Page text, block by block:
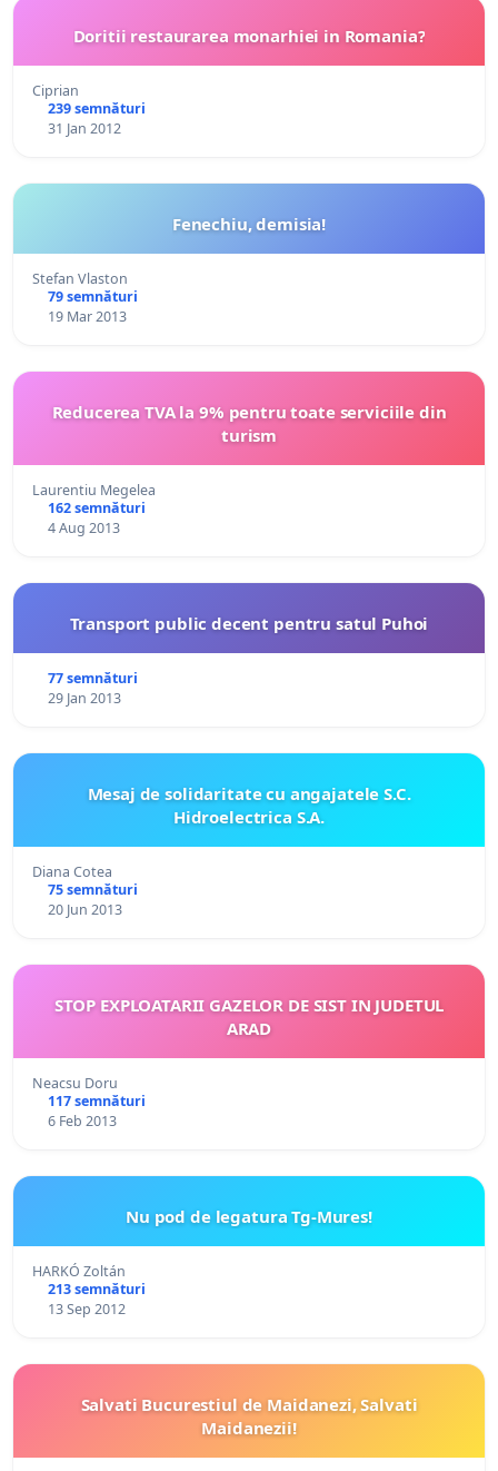
Doritii restaurarea monarhiei in Romania?
Ciprian
239 semnături
31 Jan 2012
Fenechiu, demisia!
Stefan Vlaston
79 semnături
19 Mar 2013
Reducerea TVA la 9% pentru toate serviciile din
turism
Laurentiu Megelea
162 semnături
4 Aug 2013
Transport public decent pentru satul Puhoi
77 semnături
29 Jan 2013
Mesaj de solidaritate cu angajatele S.C.
Hidroelectrica S.A.
Diana Cotea
75 semnături
20 Jun 2013
STOP EXPLOATARII GAZELOR DE SIST IN JUDETUL
ARAD
Neacsu Doru
117 semnături
6 Feb 2013
Nu pod de legatura Tg-Mures!
HARKÓ Zoltán
213 semnături
13 Sep 2012
Salvati Bucurestiul de Maidanezi, Salvati
Maidanezii!